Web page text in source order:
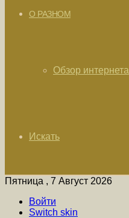
О РАЗНОМ
Обзор интернета
Искать
Пятница , 7 Август 2026
Войти
Switch skin